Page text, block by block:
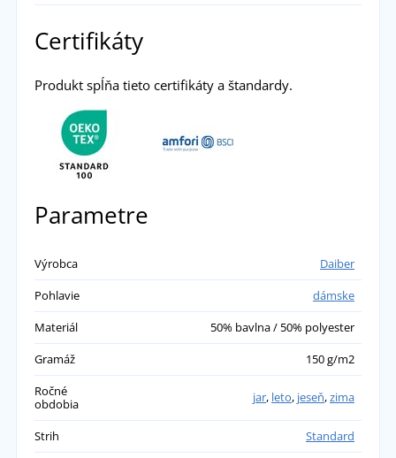
Ľudmila
výborná blúzka, veľkosť sedí podľa tabuľky,
kvalitne ušitá s vreckami, za mňa super
přidáno 23.03.2023
Certifikáty
Produkt spĺňa tieto certifikáty a štandardy.
Parametre
Výrobca
Daiber
Pohlavie
dámske
Materiál
50% bavlna / 50% polyester
Gramáž
150 g/m2
Ročné
obdobia
jar, leto, jeseň,zima
Strih
Standard